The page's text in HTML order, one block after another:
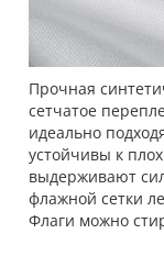
Прочная
сетчатое
идеально
устойчивы к
выдерживают
флажной сетки
Флаги можно